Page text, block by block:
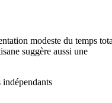
modeste du temps
suggère aussi une
indépendants